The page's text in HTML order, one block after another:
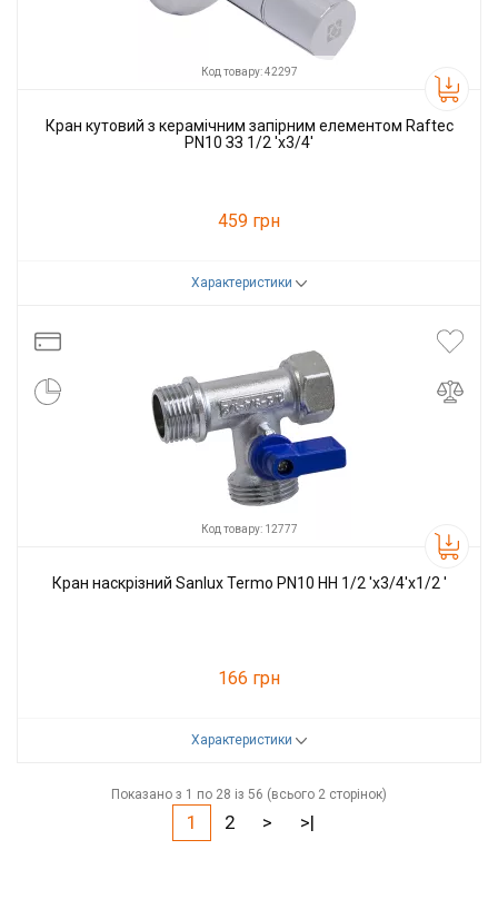
Код товару: 42297
Кран кутовий з керамічним запірним елементом Raftec
PN10 ЗЗ 1/2 'x3/4'
459 грн
Характеристики
Код товару: 12777
Кран наскрізний Sanlux Termo PN10 НН 1/2 'x3/4'x1/2 '
166 грн
Характеристики
Показано з 1 по 28 із 56 (всього 2 сторінок)
1 2 > >|